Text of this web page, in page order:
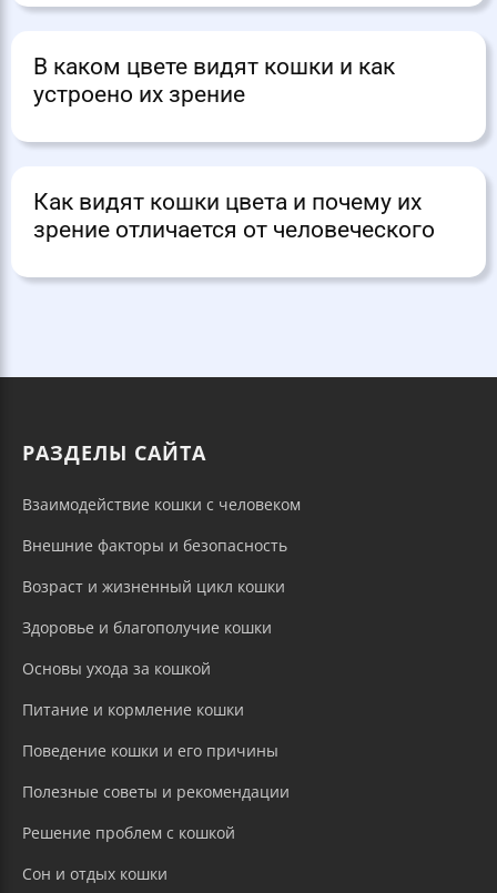
В каком цвете видят кошки и как
устроено их зрение
Как видят кошки цвета и почему их
зрение отличается от человеческого
РАЗДЕЛЫ САЙТА
Взаимодействие кошки с человеком
Внешние факторы и безопасность
Возраст и жизненный цикл кошки
Здоровье и благополучие кошки
Основы ухода за кошкой
Питание и кормление кошки
Поведение кошки и его причины
Полезные советы и рекомендации
Решение проблем с кошкой
Сон и отдых кошки